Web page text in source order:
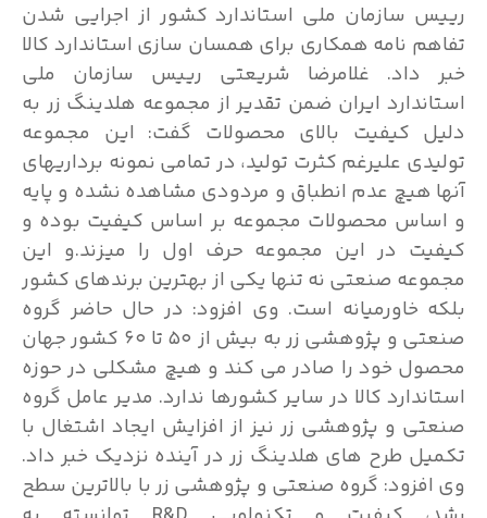
رییس سازمان ملی استاندارد کشور از اجرایی شدن
تفاهم نامه همکاری برای همسان سازی استاندارد کالا
خبر داد. غلامرضا شریعتی رییس سازمان ملی
استاندارد ایران ضمن تقدیر از مجموعه هلدینگ زر به
دلیل کیفیت بالای محصولات گفت: این مجموعه
تولیدی علیرغم کثرت تولید، در تمامی نمونه برداریهای
آنها هیچ عدم انطباق و مردودی مشاهده نشده و پایه
و اساس محصولات مجموعه بر اساس کیفیت بوده و
کیفیت در این مجموعه حرف اول را میزند.و این
مجموعه صنعتی نه تنها یکی از بهترین برندهای کشور
بلکه خاورمیانه است. وی افزود: در حال حاضر گروه
صنعتی و پژوهشی زر به بیش از ۵۰ تا ۶۰ کشور جهان
محصول خود را صادر می کند و هیچ مشکلی در حوزه
استاندارد کالا در سایر کشورها ندارد. مدیر عامل گروه
صنعتی و پژوهشی زر نیز از افزایش ایجاد اشتغال با
تکمیل طرح های هلدینگ زر در آینده نزدیک خبر داد.
وی افزود: گروه صنعتی و پژوهشی زر با بالاترین سطح